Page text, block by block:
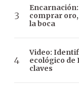
comprar oro,
la boca
Video:
ecológico de
claves